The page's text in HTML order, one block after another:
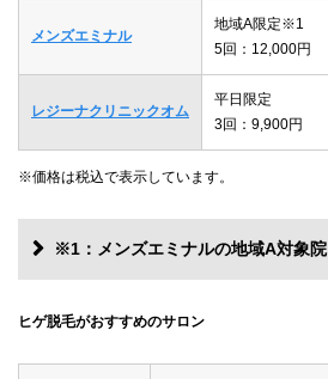
メンズエミナル
地域A限定※1
5回：12,000円
レジーナクリニックオム
平日限定
3回：9,900円
※価格は税込で表示しています。
※1：メンズエミナルの地域A対象院
ヒゲ脱毛がおすすめのサロン